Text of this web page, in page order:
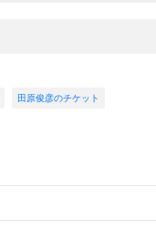
田原俊彦のチケット